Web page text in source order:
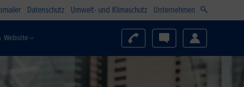
Datenschutz Umwelt- und Klimaschutz Unternehmen
Website